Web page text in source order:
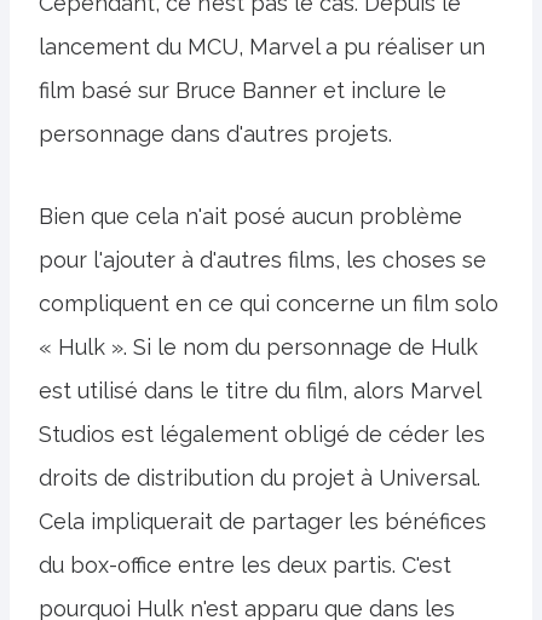
lancement du MCU, Marvel a pu réaliser un
film basé sur Bruce Banner et inclure le
personnage dans d'autres projets.
Bien que cela n'ait posé aucun problème
pour l'ajouter à d'autres films, les choses se
compliquent en ce qui concerne un film solo
« Hulk ». Si le nom du personnage de Hulk
est utilisé dans le titre du film, alors Marvel
Studios est légalement obligé de céder les
droits de distribution du projet à Universal.
Cela impliquerait de partager les bénéfices
du box-office entre les deux partis. C'est
pourquoi Hulk n'est apparu que dans les